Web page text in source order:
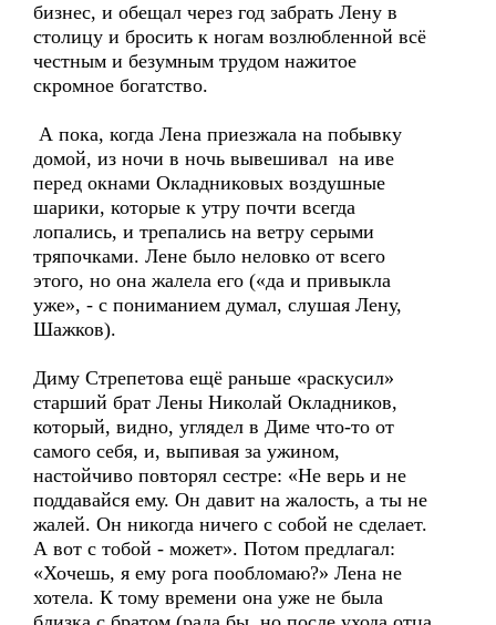
бизнес, и обещал через год забрать Лену в
столицу и бросить к ногам возлюбленной всё
честным и безумным трудом нажитое
скромное богатство.
А пока, когда Лена приезжала на побывку
домой, из ночи в ночь вывешивал на иве
перед окнами Окладниковых воздушные
шарики, которые к утру почти всегда
лопались, и трепались на ветру серыми
тряпочками. Лене было неловко от всего
этого, но она жалела его («да и привыкла
уже», - с пониманием думал, слушая Лену,
Шажков).
Диму Стрепетова ещё раньше «раскусил»
старший брат Лены Николай Окладников,
который, видно, углядел в Диме что-то от
самого себя, и, выпивая за ужином,
настойчиво повторял сестре: «Не верь и не
поддавайся ему. Он давит на жалость, а ты не
жалей. Он никогда ничего с собой не сделает.
А вот с тобой - может». Потом предлагал:
«Хочешь, я ему рога пообломаю?» Лена не
хотела. К тому времени она уже не была